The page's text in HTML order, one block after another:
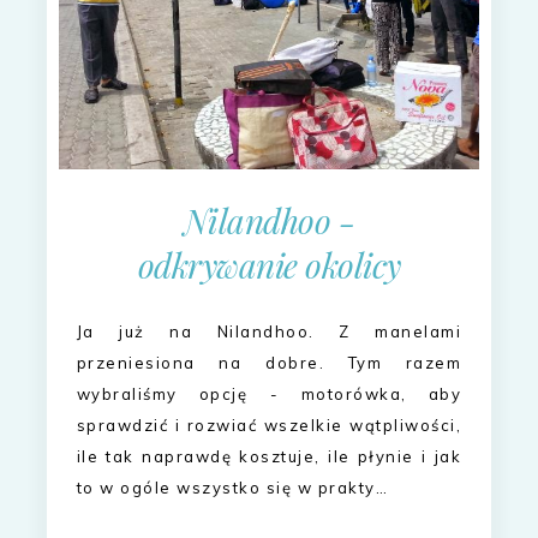
Nilandhoo -
odkrywanie okolicy
Ja już na Nilandhoo. Z manelami
przeniesiona na dobre. Tym razem
wybraliśmy opcję - motorówka, aby
sprawdzić i rozwiać wszelkie wątpliwości,
ile tak naprawdę kosztuje, ile płynie i jak
to w ogóle wszystko się w prakty…